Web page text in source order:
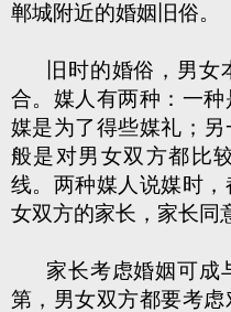
郸城附近的婚姻旧俗。
旧时的婚俗，男
合。媒人有两种：一
媒是为了得些媒礼；另
般是对男女双方都比
线。两种媒 人说媒 时
女双方的家长，家长同
家长考虑婚姻可成
第，男女双方都要考